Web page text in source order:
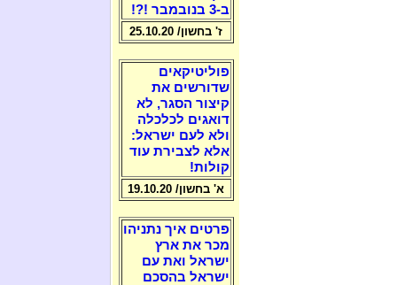
ב-3 בנובמבר !?!
ז' בחשון/ 25.10.20
פוליטיקאים
שדורשים את
קיצור הסגר, לא
דואגים לכלכלה
ולא לעם ישראל:
אלא לצבירת עוד
קולות!
א' בחשון/ 19.10.20
פרטים איך נתניהו
מכר את ארץ
ישראל ואת עם
ישראל בהסכם